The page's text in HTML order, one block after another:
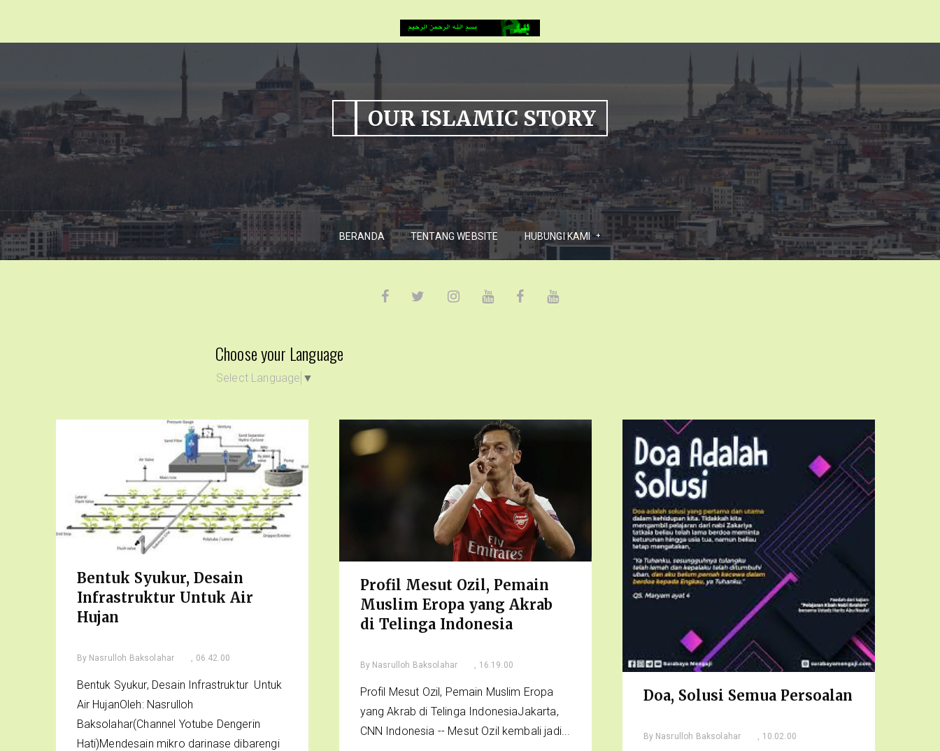
OUR ISLAMIC STORY
BERANDA TENTANG WEBSITE HUBUNGI KAMI
Choose your Language
Select Language ▼
Bentuk Syukur, Desain
Infrastruktur Untuk Air
Hujan
By Nasrulloh Baksolahar , 06.42.00
Bentuk Syukur, Desain Infrastruktur Untuk
Air HujanOleh: Nasrulloh
Baksolahar(Channel Yotube Dengerin
Hati)Mendesain mikro darinase dibarengi
Profil Mesut Ozil, Pemain
Muslim Eropa yang Akrab
di Telinga Indonesia
By Nasrulloh Baksolahar , 16.19.00
Profil Mesut Ozil, Pemain Muslim Eropa
yang Akrab di Telinga IndonesiaJakarta,
CNN Indonesia -- Mesut Ozil kembali jadi...
Doa, Solusi Semua Persoalan
By Nasrulloh Baksolahar , 10.02.00